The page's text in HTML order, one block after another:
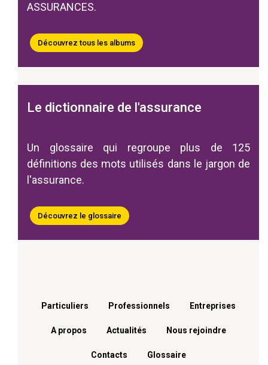
ASSURANCES.
Découvrez tous les albums
Le dictionnaire de l'assurance
Un glossaire qui regroupe plus de 125
définitions des mots utilisés dans le jargon de
l'assurance.
Découvrez le glossaire
Menu footer
Particuliers Professionnels Entreprises
A propos Actualités Nous rejoindre
Contacts Glossaire